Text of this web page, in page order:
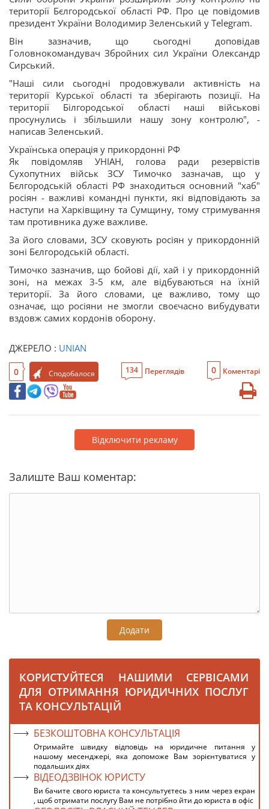
території Бєлгородської області РФ. Про це повідомив
президент України Володимир Зеленський у Telegram.
Він зазначив, що сьогодні доповідав
Головнокомандувач Збройних сил України Олександр
Сирський.
"Наші сили сьогодні продовжували активність на
території Курської області та зберігають позиції. На
території Білгородської області наші військові
просунулись і збільшили нашу зону контролю", -
написав Зеленський.
Українська операція у прикордонні РФ
Як повідомляв УНІАН, голова ради резервістів
Сухопутних військ ЗСУ Тимочко зазначав, що у
Бєлгородській області РФ знаходиться основний "хаб"
росіян - важливі командні пункти, які відповідають за
наступи на Харківщину та Сумщину, тому стримування
там противника дуже важливе.
За його словами, ЗСУ сковують росіян у прикордонній
зоні Бєлгородській області.
Тимочко зазначив, що бойові дії, хай і у прикордонній
зоні, на межах 3-5 км, але відбуваються на їхній
території. За його словами, це важливо, тому що
означає, що росіяни не змогли своєчасно вибудувати
вздовж самих кордонів оборону.
ДЖЕРЕЛО : UNIAN
0 Сподобалося 134 Переглядів 0 Коментарі
Відключити рекламу
Залиште Ваш коментар:
Додати
КОРИСТУЙТЕСЯ НАШИМИ СЕРВІСАМИ
ДЛЯ ОТРИМАННЯ ЮРИДИЧНИХ ПОСЛУГ
ТА КОНСУЛЬТАЦІЙ
БЕЗКОШТОВНА КОНСУЛЬТАЦІЯ
Отримайте швидку відповідь на юридичне питання у
нашому месенджері, яка допоможе Вам зорієнтуватися у
подальших діях
ВІДЕОДЗВІНОК ЮРИСТУ
Ви бачите свого юриста та консультуєтесь з ним через екран
, щоб отримати послугу Вам не потрібно йти до юриста в офіс